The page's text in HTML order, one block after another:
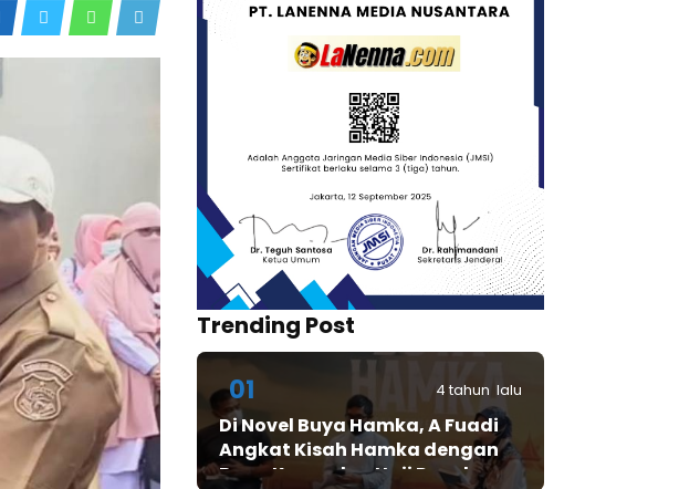
Trending Post
01 4 tahun lalu
Di Novel Buya Hamka, A Fuadi
Angkat Kisah Hamka dengan
Bung Karno dan Haji Rasul